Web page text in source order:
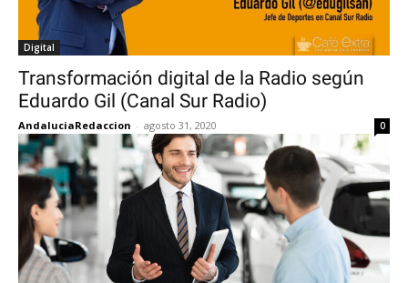
Digital
Transformación digital de la Radio según
Eduardo Gil (Canal Sur Radio)
AndaluciaRedaccion - agosto 31, 2020 0